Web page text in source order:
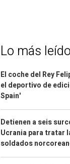
Lo más leído
El coche del Rey
el deportivo de
Spain'
Detienen a seis
Ucrania para tratar
soldados